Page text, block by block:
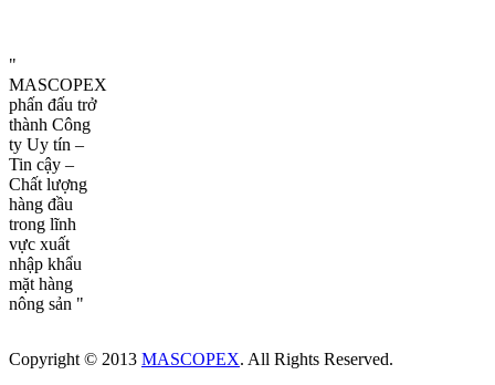
"
MASCOPEX
phấn đấu trở
thành Công
ty Uy tín –
Tin cậy –
Chất lượng
hàng đầu
trong lĩnh
vực xuất
nhập khẩu
mặt hàng
nông sản "
Copyright © 2013 MASCOPEX. All Rights Reserved.